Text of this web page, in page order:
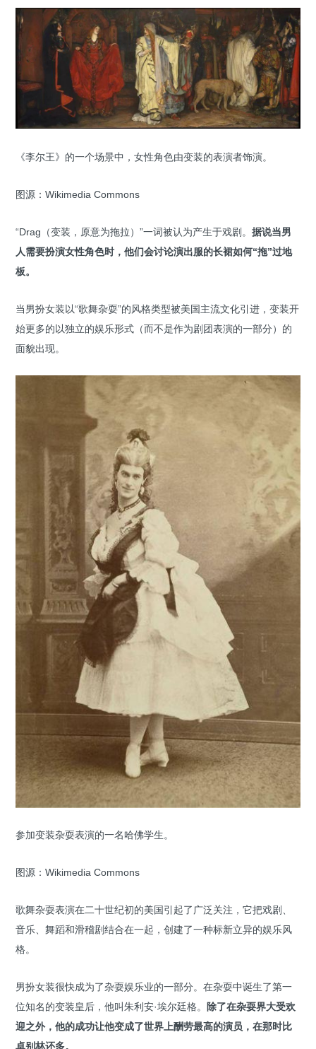
《李尔王》的一个场景中，女性角色由变装的表演者饰演。
图源：Wikimedia Commons
“Drag（变装，原意为拖拉）”一词被认为产生于戏剧。 据说当男
人需要扮演女性角色时，他们会讨论演出服的长裙如何“拖”过地
板。
当男扮女装以“歌舞杂耍”的风格类型被美国主流文化引进，变装开
始更多的以独立的娱乐形式（而不是作为剧团表演的一部分）的
面貌出现。
参加变装杂耍表演的一名哈佛学生。
图源：Wikimedia Commons
歌舞杂耍表演在二十世纪初的美国引起了广泛关注，它把戏剧、
音乐、舞蹈和滑稽剧结合在一起，创建了一种标新立异的娱乐风
格。
男扮女装很快成为了杂耍娱乐业的一部分。在杂耍中诞生了第一
位知名的变装皇后，他叫朱利安·埃尔廷格。
除了在杂耍界大受欢
迎之外，他的成功让他变成了世界上酬劳最高的演员，在那时比
卓别林还多。